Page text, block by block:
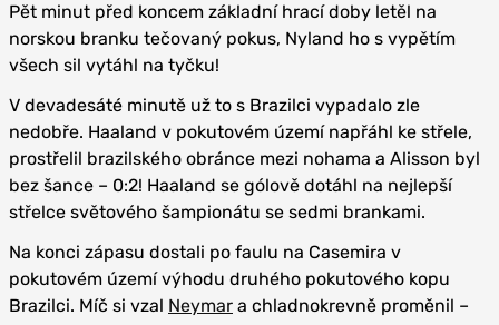
Pět minut před koncem základní hrací doby letěl na
norskou branku tečovaný pokus, Nyland ho s vypětím
všech sil vytáhl na tyčku!
V devadesáté minutě už to s Brazilci vypadalo zle
nedobře. Haaland v pokutovém území napřáhl ke střele,
prostřelil brazilského obránce mezi nohama a Alisson byl
bez šance – 0:2! Haaland se gólově dotáhl na nejlepší
střelce světového šampionátu se sedmi brankami.
Na konci zápasu dostali po faulu na Casemira v
pokutovém území výhodu druhého pokutového kopu
Brazilci. Míč si vzal Neymar a chladnokrevně proměnil –